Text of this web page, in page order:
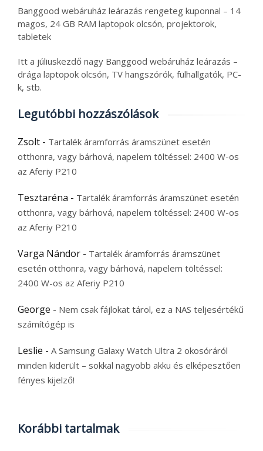
Banggood webáruház leárazás rengeteg kuponnal – 14
magos, 24 GB RAM laptopok olcsón, projektorok,
tabletek
Itt a júliuskezdő nagy Banggood webáruház leárazás –
drága laptopok olcsón, TV hangszórók, fülhallgatók, PC-
k, stb.
Legutóbbi hozzászólások
Zsolt - Tartalék áramforrás áramszünet esetén
otthonra, vagy bárhová, napelem töltéssel: 2400 W-os
az Aferiy P210
Tesztaréna - Tartalék áramforrás áramszünet esetén
otthonra, vagy bárhová, napelem töltéssel: 2400 W-os
az Aferiy P210
Varga Nándor - Tartalék áramforrás áramszünet
esetén otthonra, vagy bárhová, napelem töltéssel:
2400 W-os az Aferiy P210
George - Nem csak fájlokat tárol, ez a NAS teljesértékű
számítógép is
Leslie - A Samsung Galaxy Watch Ultra 2 okosóráról
minden kiderült – sokkal nagyobb akku és elképesztően
fényes kijelző!
Korábbi tartalmak